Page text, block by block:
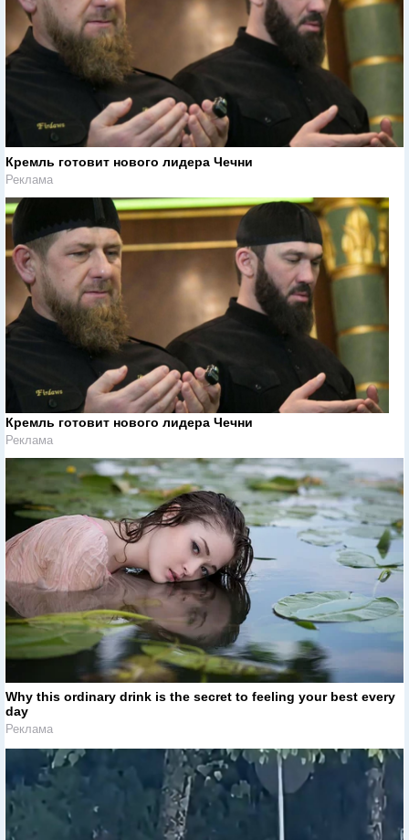
Кремль готовит нового лидера Чечни
Реклама
Кремль готовит нового лидера Чечни
Реклама
Why this ordinary drink is the secret to feeling your best every
day
Реклама